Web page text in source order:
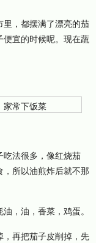
，都摆满了漂亮的茄
宜的时候呢。现在蔬
法很多，像红烧茄
所以油煎炸后就不那
，油，香菜，鸡蛋。
再把茄子皮削掉，先